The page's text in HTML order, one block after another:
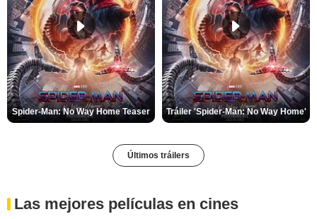
Spider-Man: No Way Home Teaser Tráiler 'Spider-Man: No Way Home'
Últimos tráilers
Las mejores películas en cines